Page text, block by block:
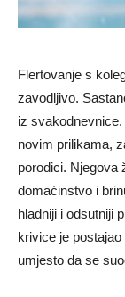
Flertovanje s
zavodljivo.
iz
novim prilikama,
porodici. Njegova
domaćinstvo i
hladniji i odsutniji
krivice je
umjesto da se